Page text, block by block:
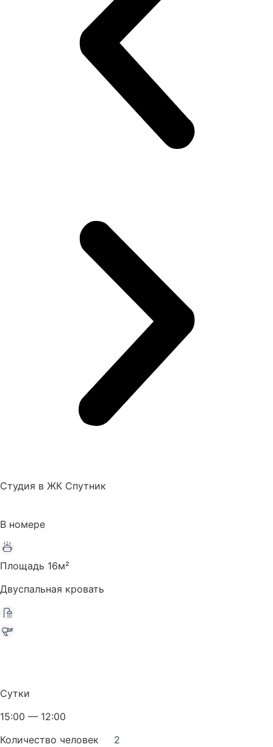
Студия в ЖК Спутник
В номере
Площадь 16м²
Двуспальная кровать
Сутки
15:00 — 12:00
Количество человек 2